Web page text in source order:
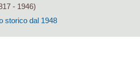
- 1946)
storico dal 1948